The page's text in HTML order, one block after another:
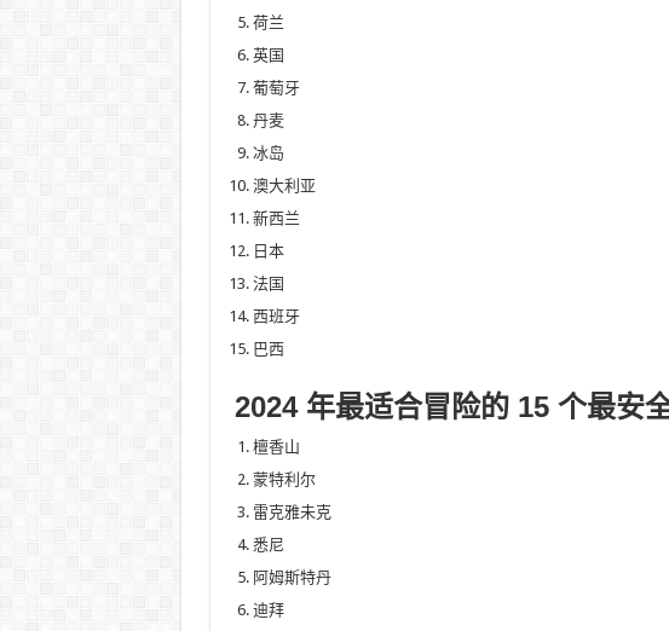
荷兰
英国
葡萄牙
丹麦
冰岛
澳大利亚
新西兰
日本
法国
西班牙
巴西
2024 年最适合冒险的 15 个最安
檀香山
蒙特利尔
雷克雅未克
悉尼
阿姆斯特丹
迪拜